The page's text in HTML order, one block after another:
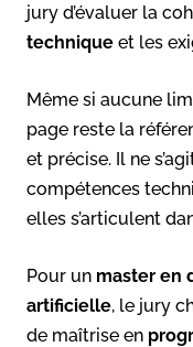
jury d’évaluer la
technique et les
Même si aucune
page reste la
et précise. Il ne
compétences
elles s’articulent
Pour un master en
artificielle, le jury
de maîtrise en